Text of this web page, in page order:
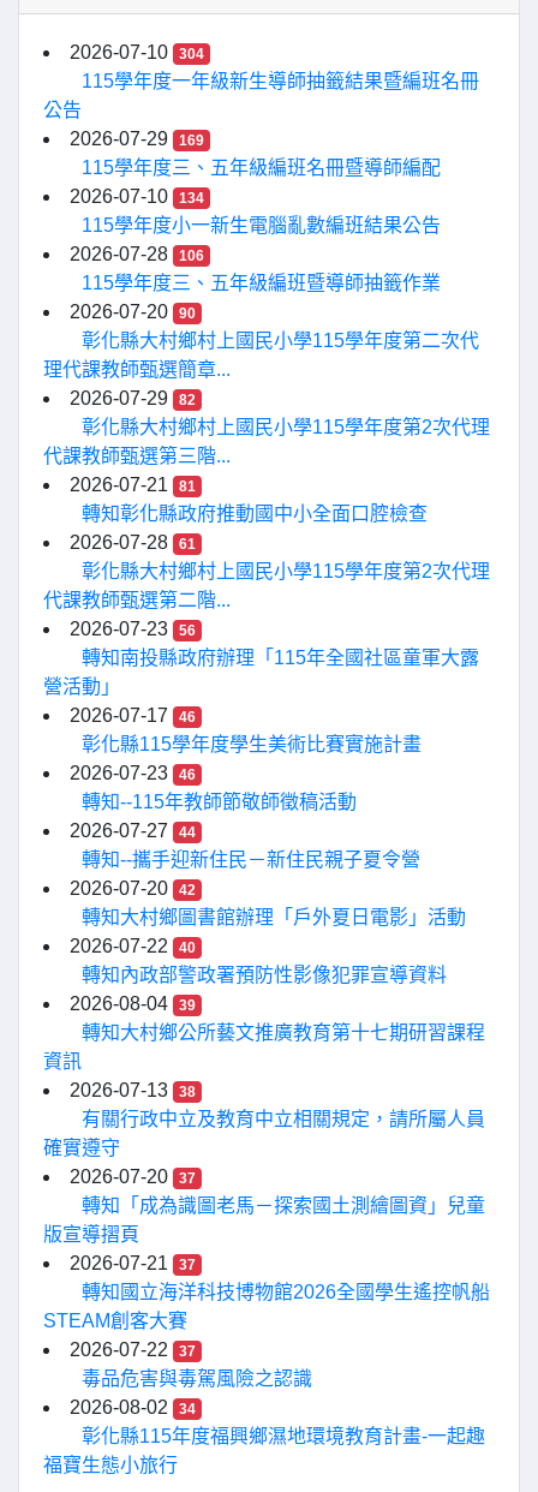
2026-07-10 304
115學年度一年級新生導師抽籤結果暨編班名冊
公告
2026-07-29
169
115學年度三、五年級編班名冊暨導師編配
2026-07-10
134
115學年度小一新生電腦亂數編班結果公告
2026-07-28
106
115學年度三、五年級編班暨導師抽籤作業
2026-07-20
90
彰化縣大村鄉村上國民小學115學年度第二次代
理代課教師甄選簡章...
2026-07-29
82
彰化縣大村鄉村上國民小學115學年度第2次代理
代課教師甄選第三階...
2026-07-21
81
轉知彰化縣政府推動國中小全面口腔檢查
2026-07-28
61
彰化縣大村鄉村上國民小學115學年度第2次代理
代課教師甄選第二階...
2026-07-23
56
轉知南投縣政府辦理「115年全國社區童軍大露
營活動」
2026-07-17
46
彰化縣115學年度學生美術比賽實施計畫
2026-07-23
46
轉知--115年教師節敬師徵稿活動
2026-07-27
44
轉知--攜手迎新住民－新住民親子夏令營
2026-07-20
42
轉知大村鄉圖書館辦理「戶外夏日電影」活動
2026-07-22
40
轉知內政部警政署預防性影像犯罪宣導資料
2026-08-04
39
轉知大村鄉公所藝文推廣教育第十七期研習課程
資訊
2026-07-13
38
有關行政中立及教育中立相關規定，請所屬人員
確實遵守
2026-07-20
37
轉知「成為識圖老馬－探索國土測繪圖資」兒童
版宣導摺頁
2026-07-21
37
轉知國立海洋科技博物館2026全國學生遙控帆船
STEAM創客大賽
2026-07-22
37
毒品危害與毒駕風險之認識
2026-08-02
34
彰化縣115年度福興鄉濕地環境教育計畫-一起趣
福寶生態小旅行